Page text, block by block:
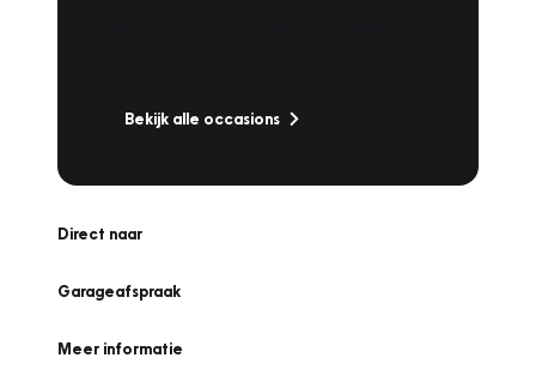
Bekijk alle occasions
Direct naar
Garageafspraak
Meer informatie